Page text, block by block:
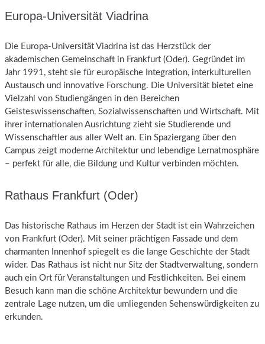
Europa-Universität Viadrina
Die Europa-Universität Viadrina ist das Herzstück der
akademischen Gemeinschaft in Frankfurt (Oder). Gegründet im
Jahr 1991, steht sie für europäische Integration, interkulturellen
Austausch und innovative Forschung. Die Universität bietet eine
Vielzahl von Studiengängen in den Bereichen
Geisteswissenschaften, Sozialwissenschaften und Wirtschaft. Mit
ihrer internationalen Ausrichtung zieht sie Studierende und
Wissenschaftler aus aller Welt an. Ein Spaziergang über den
Campus zeigt moderne Architektur und lebendige Lernatmosphäre
– perfekt für alle, die Bildung und Kultur verbinden möchten.
Rathaus Frankfurt (Oder)
Das historische Rathaus im Herzen der Stadt ist ein Wahrzeichen
von Frankfurt (Oder). Mit seiner prächtigen Fassade und dem
charmanten Innenhof spiegelt es die lange Geschichte der Stadt
wider. Das Rathaus ist nicht nur Sitz der Stadtverwaltung, sondern
auch ein Ort für Veranstaltungen und Festlichkeiten. Bei einem
Besuch kann man die schöne Architektur bewundern und die
zentrale Lage nutzen, um die umliegenden Sehenswürdigkeiten zu
erkunden.